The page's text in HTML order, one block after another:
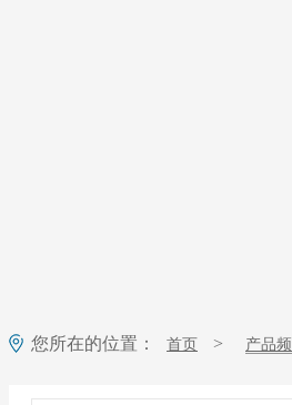
您所在的位置： 首页 > 产品
ZOBO 会议室系统 IRS-A10.1W/